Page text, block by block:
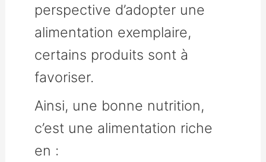
perspective d’adopter une
alimentation exemplaire,
certains produits sont à
favoriser.
Ainsi, une bonne nutrition,
c’est une alimentation riche
en :